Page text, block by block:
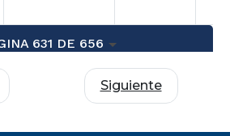
631 DE 656
Siguiente